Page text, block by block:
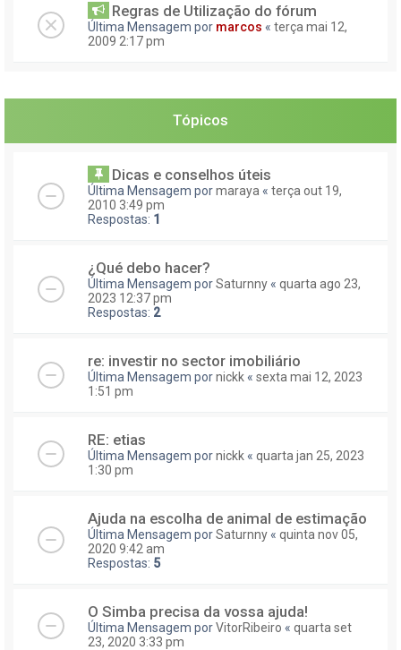
Regras de Utilização do fórum
Última Mensagem por marcos « terça mai 12,
2009 2:17 pm
Tópicos
Dicas e conselhos úteis
Última Mensagem pormaraya « terça out 19,
2010 3:49 pm
Respostas: 1
¿Qué debo hacer?
Última Mensagem porSaturnny « quarta ago 23,
2023 12:37 pm
Respostas: 2
re: investir no sector imobiliário
Última Mensagem pornickk « sexta mai 12, 2023
1:51 pm
RE: etias
Última Mensagem pornickk « quarta jan 25, 2023
1:30 pm
Ajuda na escolha de animal de estimação
Última Mensagem porSaturnny « quinta nov 05,
2020 9:42 am
Respostas: 5
O Simba precisa da vossa ajuda!
Última Mensagem porVitorRibeiro « quarta set
23, 2020 3:33 pm